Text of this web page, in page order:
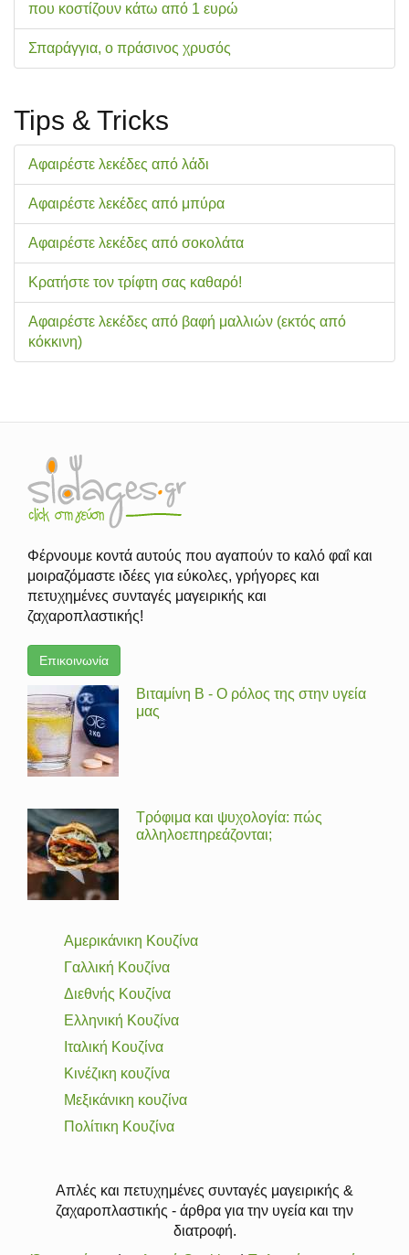
που κοστίζουν κάτω από 1 ευρώ
Σπαράγγια, ο πράσινος χρυσός
Tips & Tricks
Αφαιρέστε λεκέδες από λάδι
Αφαιρέστε λεκέδες από μπύρα
Αφαιρέστε λεκέδες από σοκολάτα
Κρατήστε τον τρίφτη σας καθαρό!
Αφαιρέστε λεκέδες από βαφή μαλλιών (εκτός από
κόκκινη)
Φέρνουμε κοντά αυτούς που αγαπούν το καλό φαΐ και
μοιραζόμαστε ιδέες για εύκολες, γρήγορες και
πετυχημένες συνταγές μαγειρικής και
ζαχαροπλαστικής!
Επικοινωνία
Βιταμίνη Β - Ο ρόλος της στην υγεία
μας
Τρόφιμα και ψυχολογία: πώς
αλληλοεπηρεάζονται;
Αμερικάνικη Κουζίνα
Γαλλική Κουζίνα
Διεθνής Κουζίνα
Ελληνική Κουζίνα
Ιταλική Κουζίνα
Κινέζικη κουζίνα
Μεξικάνικη κουζίνα
Πολίτικη Κουζίνα
Απλές και πετυχημένες συνταγές μαγειρικής &
ζαχαροπλαστικής - άρθρα για την υγεία και την
διατροφή.